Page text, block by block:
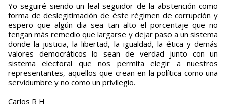
Yo seguiré siendo un leal seguidor de la abstención como
forma de deslegitimación de éste régimen de corrupción y
espero que algún dia sea tan alto el porcentaje que no
tengan más remedio que largarse y dejar paso a un sistema
donde la justicia, la libertad, la igualdad, la ética y demás
valores democráticos lo sean de verdad junto con un
sistema electoral que nos permita elegir a nuestros
representantes, aquellos que crean en la política como una
servidumbre y no como un privilegio.
Carlos R H